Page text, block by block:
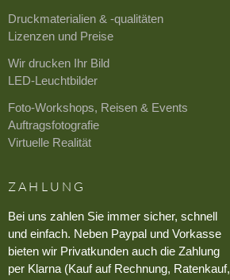
Druckmaterialien & -qualitäten
Lizenzen und Preise
Wir drucken Ihr Bild
LED-Leuchtbilder
Foto-Workshops, Reisen & Events
Auftragsfotografie
Virtuelle Realität
ZAHLUNG
Bei uns zahlen Sie immer sicher, schnell
und einfach. Neben Paypal und Vorkasse
bieten wir Privatkunden auch die Zahlung
per Klarna (Kauf auf Rechnung, Ratenkauf,